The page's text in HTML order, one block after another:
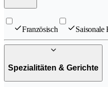
Französisch Saisonale
Spezialitäten & Gerichte